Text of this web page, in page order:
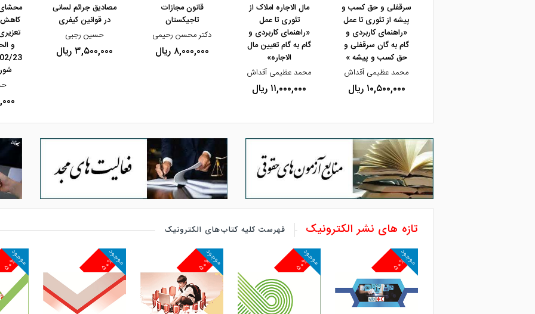
سرقفلی و حق کسب و
پیشه از تئوری تا عمل
«راهنمای کاربردی و
گام به گان سرقفلی و
حق کسب و پیشه »
محمد عظیمی آقداش
۱۰,۵۰۰,۰۰۰ ریال
مال الاجاره املاک از
تئوری تا عمل
«راهنمای کاربردی و
گام به گام تعیین مال
الاجاره»
محمد عظیمی آقداش
۱۱,۰۰۰,۰۰۰ ریال
قانون مجازات
تاجیکستان
دکتر محسن رحیمی
۸,۰۰۰,۰۰۰ ریال
مصادیق جرائم لسانی
در قوانین کیفری
حسین رجبی
۳,۵۰۰,۰۰۰ ریال
محشای
و
تازه های نشر الکترونیک فهرست کلیه کتاب‌های الکترونیک
۵۰%
موجود ۵۰%
موجود ۵۰%
موجود ۵۰%
موجود ۵۰%
موجود